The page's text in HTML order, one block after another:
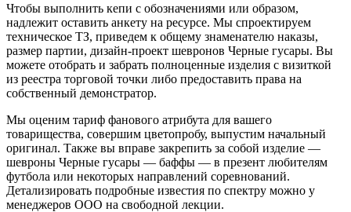
Чтобы выполнить кепи с обозначениями или образом,
надлежит оставить анкету на ресурсе. Мы спроектируем
техническое ТЗ, приведем к общему знаменателю наказы,
размер партии, дизайн-проект шевронов Черные гусары. Вы
можете отобрать и забрать полноценные изделия с визиткой
из реестра торговой точки либо предоставить права на
собственный демонстратор.
Мы оценим тариф фанового атрибута для вашего
товарищества, совершим цветопробу, выпустим начальный
оригинал. Также вы вправе закрепить за собой изделие —
шевроны Черные гусары — баффы — в презент любителям
футбола или некоторых направлений соревнований.
Детализировать подробные известия по спектру можно у
менеджеров ООО на свободной лекции.